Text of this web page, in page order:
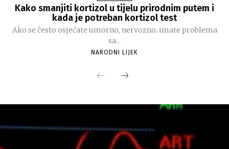
Kako smanjiti kortizol u tijelu prirodnim putem i
kada je potreban kortizol test
Ako se često osjećate umorno, nervozno, imate problema
sa...
NARODNI LIJEK